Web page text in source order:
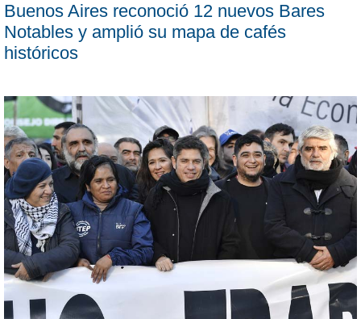
Buenos Aires reconoció 12 nuevos Bares
Notables y amplió su mapa de cafés
históricos